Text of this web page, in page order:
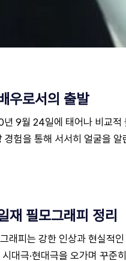
우로서의 출발
9월 24일에 태어나 비교적
경험을 통해 서서히 얼굴을
재 필모그래피 정리
래피는 강한 인상과 현실적
대극·현대극을 오가며 꾸준